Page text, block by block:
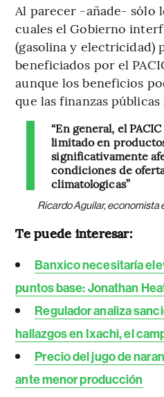
Al parecer -añade- sólo
cuales el Gobierno
(gasolina y electricidad)
beneficiados por el
aunque los beneficios
que las finanzas
“En general, el
limitado en
significativamente
condiciones de
climatológicas”
Ricardo Aguilar, economista
Te puede interesar:
Banxico necesitaría
puntos base: Jonathan
Regulador analiza
hallazgos en Ixachi, el
Precio del jugo de
ante menor producción